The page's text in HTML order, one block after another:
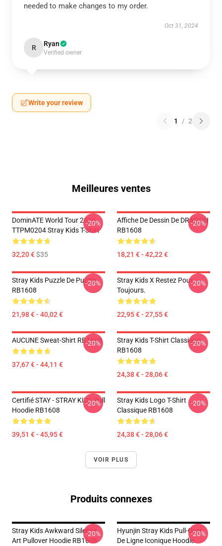
needed to make changes to my order.
Oct 31, 2024
R Ryan
Verified owner
Write your review
1 / 2
Meilleures ventes
DominATE World Tour 2026
TTPM0204 Stray Kids T-Shirt
32,20 €$35
-20%
Affiche De Dessin De DRAGON
RB1608
18,21 € - 42,22 €
-20%
Stray Kids Puzzle De Puzzle
RB1608
21,98 € - 40,02 €
-20%
Stray Kids X Restez Pour
Toujours.
22,95 € - 27,55 €
-20%
AUCUNE Sweat-Shirt RB1608
37,67 € - 44,11 €
-20%
Stray Kids T-Shirt Classique
RB1608
24,38 € - 28,06 €
-20%
Certifié STAY - STRAY KIDS Pull
Hoodie RB1608
39,51 € - 45,95 €
-20%
Stray Kids Logo T-Shirt
Classique RB1608
24,38 € - 28,06 €
-20%
VOIR PLUS
Produits connexes
Stray Kids Awkward Silence
Art Pullover Hoodie RB1608
-20%
Hyunjin Stray Kids Pull-Over
De Ligne Iconique Hoodie
-20%